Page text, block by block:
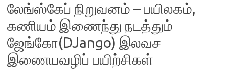
லேங்ஸ்கேப் நிறுவனம் – பயிலகம்,
கணியம் இணைந்து நடத்தும்
ஜேங்கோ(DJango) இலவச
இணையவழிப் பயிற்சிகள்